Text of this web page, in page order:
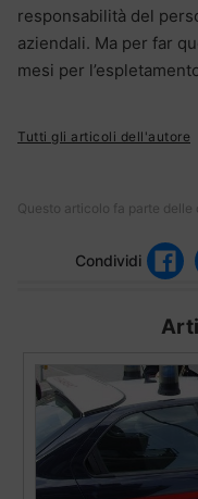
responsabilità del
aziendali. Ma per far
mesi per
Tutti gli articoli dell'autore
Questo articolo fa parte delle
Condividi